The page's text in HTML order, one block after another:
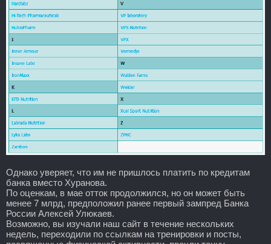
Однако уверяет, что им не пришлось платить по кредитам
банка вместо Хуранова.
По оценкам, в мае отток продолжился, но он может быть
менее 7 млрд, предположил ранее первый зампред Банка
России Алексей Улюкаев.
Возможно, вы изучали наш сайт в течение нескольких
недель, переходили по ссылкам на тренировки и посты,